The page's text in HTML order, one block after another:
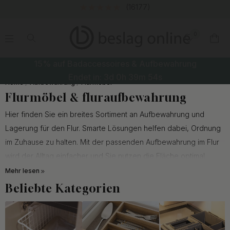
Home Aufbewahrung Flurmöbel
Flurmöbel & fluraufbewahrung
Hier finden Sie ein breites Sortiment an Aufbewahrung und
Lagerung für den Flur. Smarte Lösungen helfen dabei, Ordnung
im Zuhause zu halten. Mit der passenden Aufbewahrung im Flur
wird der Alltag einfacher und Sie nutzen die Fläche optimal.
Entdecken Sie Schuhregale, Hutablagen und wandmontierte
Regale, die Ihren Flur praktisch und stilvoll machen. Oder
möchten Sie den Kleiderschrank organisieren und suchen
Schrankorganisationund Schrankzubehör? Dann finden Sie bei
uns die passenden Lösungen.
Mehr lesen
Beliebte Kategorien